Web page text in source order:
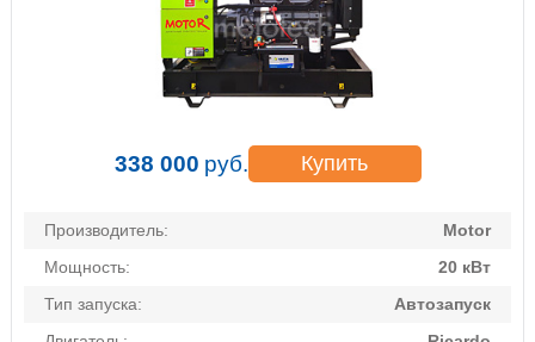
338 000 руб. Купить
Производитель:
Motor
Мощность:
20 кВт
Тип запуска:
Автозапуск